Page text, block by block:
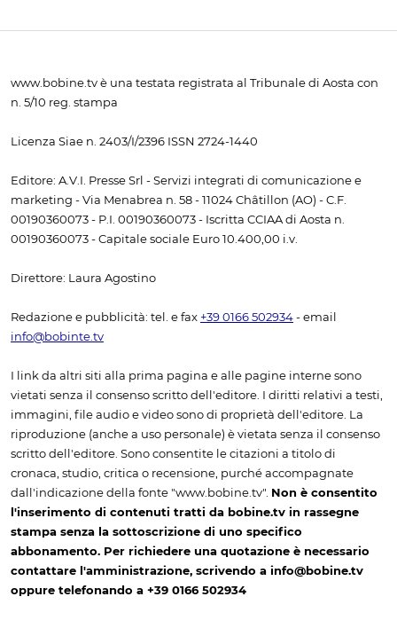
www.bobine.tv è una testata registrata al Tribunale di Aosta con
n. 5/10 reg. stampa
Licenza Siae n. 2403/I/2396 ISSN 2724-1440
Editore: A.V.I. Presse Srl - Servizi integrati di comunicazione e
marketing - Via Menabrea n. 58 - 11024 Châtillon (AO) - C.F.
00190360073 - P.I. 00190360073 - Iscritta CCIAA di Aosta n.
00190360073 - Capitale sociale Euro 10.400,00 i.v.
Direttore: Laura Agostino
Redazione e pubblicità: tel. e fax +39 0166 502934 - email
info@bobinte.tv
I link da altri siti alla prima pagina e alle pagine interne sono
vietati senza il consenso scritto dell'editore. I diritti relativi a testi,
immagini, file audio e video sono di proprietà dell'editore. La
riproduzione (anche a uso personale) è vietata senza il consenso
scritto dell'editore. Sono consentite le citazioni a titolo di
cronaca, studio, critica o recensione, purché accompagnate
dall'indicazione della fonte "www.bobine.tv". Non è consentito
l'inserimento di contenuti tratti da bobine.tv in rassegne
stampa senza la sottoscrizione di uno specifico
abbonamento. Per richiedere una quotazione è necessario
contattare l'amministrazione, scrivendo a info@bobine.tv
oppure telefonando a +39 0166 502934